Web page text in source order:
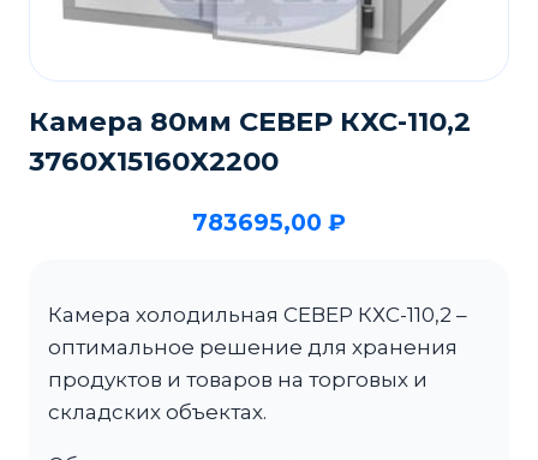
Камера 80мм СЕВЕР КХС-110,2
3760Х15160Х2200
783695,00 ₽
Камера холодильная СЕВЕР КХС-110,2 –
оптимальное решение для хранения
продуктов и товаров на торговых и
складских объектах.